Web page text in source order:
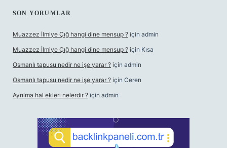
SON YORUMLAR
Muazzez İlmiye Çığ hangi dine mensup ? için admin
Muazzez İlmiye Çığ hangi dine mensup ? için Kısa
Osmanlı tapusu nedir ne işe yarar ? için admin
Osmanlı tapusu nedir ne işe yarar ? için Ceren
Ayrılma hal ekleri nelerdir ? için admin